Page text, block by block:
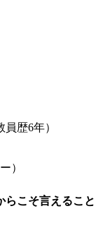
歴6年）
）
らこそ言えること